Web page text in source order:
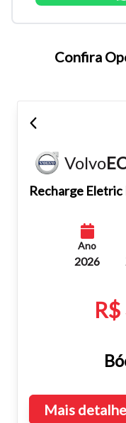
Para aumentar ou
teclado.
Confira
Volvo
Recharge Eletric
Ano
2026
Mais